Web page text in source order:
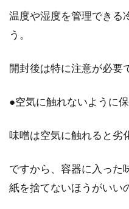
温度や湿度を管理できる
う。
開封後は特に注意が必要
●空気に触れないように
味噌は空気に触れると劣
ですから、容器に入った
紙を捨てないほうがいい